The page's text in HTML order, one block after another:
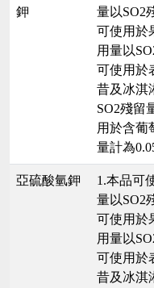
鉀
量以SO2
可使用於
用量以
可使用於
昔及冰淇
SO2殘留
用於含葡
量計為
亞硫酸氫鉀
1.本品可
量以SO2
可使用於
用量以
可使用於
昔及冰淇